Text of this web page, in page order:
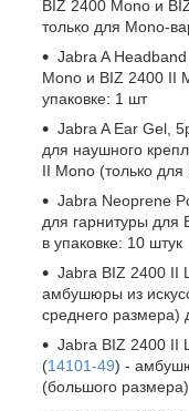
BIZ 2400 Mono и
только для Mono-
Jabra A
Mono и BIZ 2400 II
упаковке: 1 шт
Jabra A Ear Gel,
для наушного
II Mono (только
Jabra Neoprene
для гарнитуры для
в упаковке: 10 штук
Jabra BIZ 2400 II
амбушюры из
среднего размера)
Jabra BIZ 2400 II
(14101-49) -
(большого